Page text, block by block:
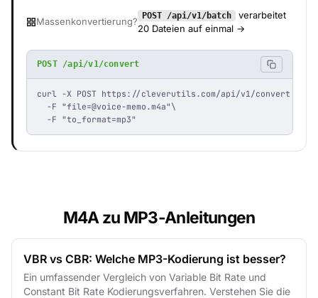
Massenkonvertierung?
POST /api/v1/batch
verarbeitet
20 Dateien auf einmal →
POST /api/v1/convert
curl -X POST https://cleverutils.com/api/v1/convert \
  -F "
file=@voice-memo.m4a"\
  -F "to_format=mp3"
M4A zu MP3-Anleitungen
VBR vs CBR: Welche MP3-Kodierung ist besser?
Ein umfassender Vergleich von Variable Bit Rate und
Constant Bit Rate Kodierungsverfahren. Verstehen Sie die